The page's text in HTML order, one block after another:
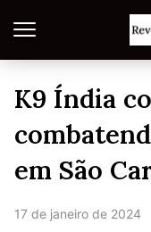
K9 Índia
em São
17 de janeiro de 2024